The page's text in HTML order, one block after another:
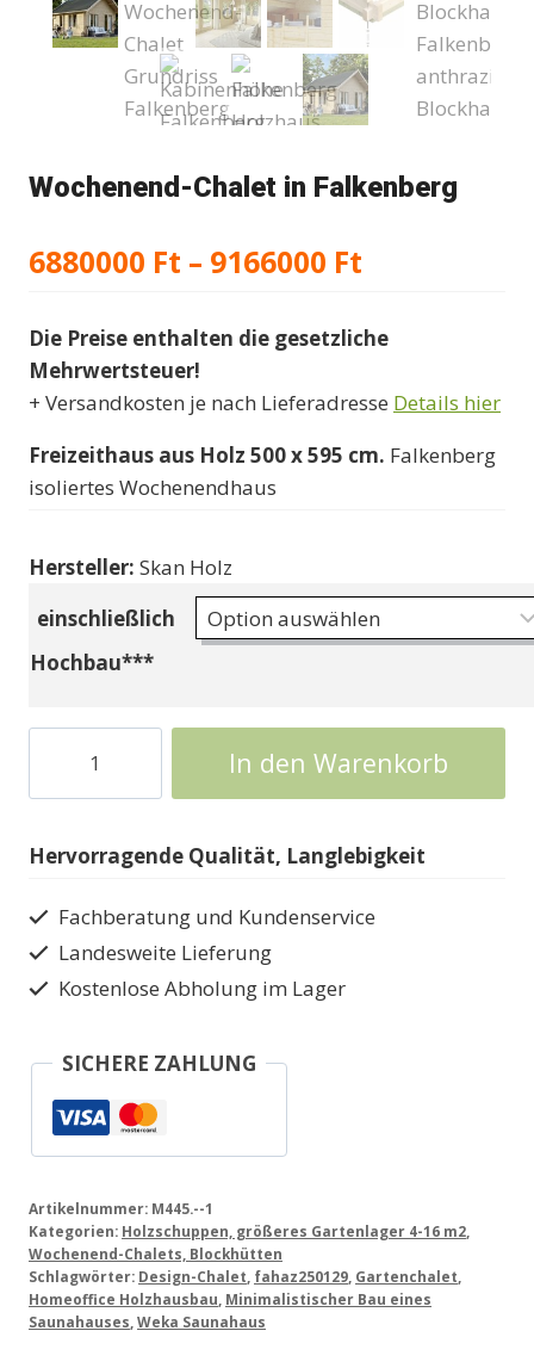
Wochenend-Chalet in Falkenberg
6880000 Ft – 9166000 Ft
bis
9166000 Ft
Die Preise enthalten die gesetzliche
Mehrwertsteuer!
+ Versandkosten je nach Lieferadresse Details hier
Freizeithaus aus Holz 500 x 595 cm. Falkenberg
isoliertes Wochenendhaus
Hersteller: Skan Holz
einschließlich
Hochbau***
in
Menge
In den Warenkorb
Hervorragende Qualität, Langlebigkeit
Fachberatung und Kundenservice
Landesweite Lieferung
Kostenlose Abholung im Lager
SICHERE ZAHLUNG
Artikelnummer: M445.--1
Kategorien: Holzschuppen, größeres Gartenlager 4-16 m2
Wochenend-Chalets, Blockhütten
Schlagwörter: Design-Chalet fahaz250129 Gartenchalet
Homeoffice Holzhausbau Minimalistischer Bau eines
Saunahauses Weka Saunahaus